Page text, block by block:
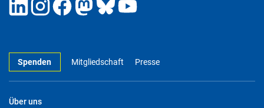
Spenden Mitgliedschaft Presse
Über uns